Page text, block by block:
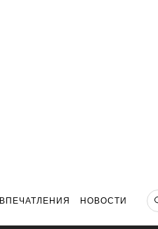
ВПЕЧАТЛЕНИЯ НОВОСТИ